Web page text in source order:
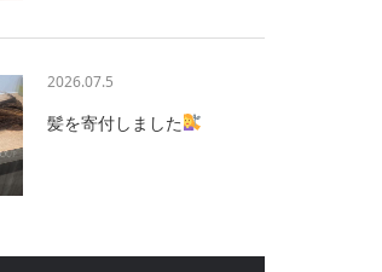
2026.07.5
髪を寄付しました